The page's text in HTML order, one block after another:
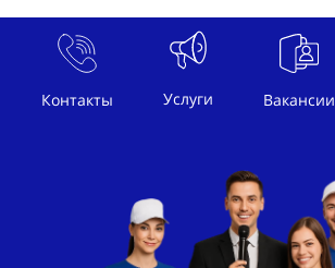
Контакты Услуги Вакансии